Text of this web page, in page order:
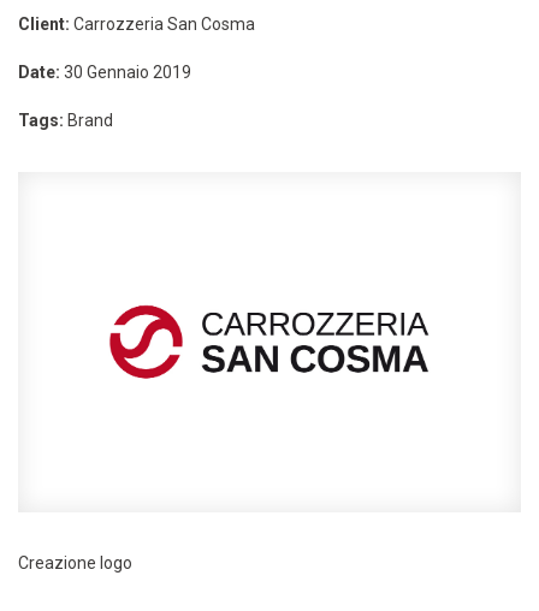
Client: Carrozzeria San Cosma
Date: 30 Gennaio 2019
Tags: Brand
Creazione logo